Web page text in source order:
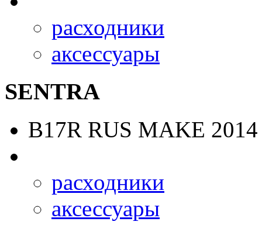
расходники
аксессуары
SENTRA
B17R RUS MAKE
расходники
аксессуары